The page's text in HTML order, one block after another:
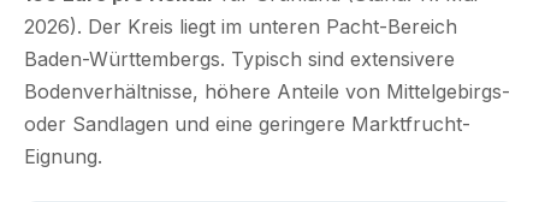
2026). Der Kreis liegt im unteren Pacht-Bereich
Baden-Württembergs. Typisch sind extensivere
Bodenverhältnisse, höhere Anteile von Mittelgebirgs-
oder Sandlagen und eine geringere Marktfrucht-
Eignung.